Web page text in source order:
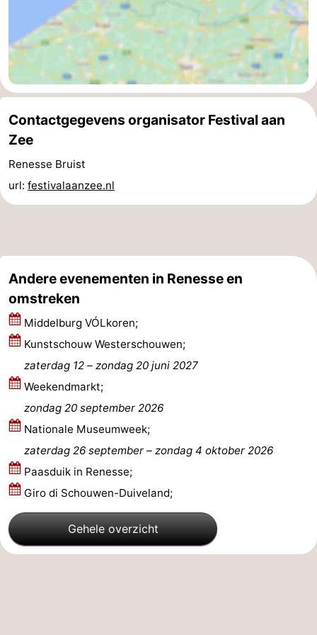
Zwembaden
-
Fietsen
-
Wandelen
-
Golfbanen
-
en
drinken
Zeehonden
Evenementen
Praktisch
Jongeren
Forum
Route
-
Parkeren
Reisboekenwinkel
Nieuws
Contactgegevens organisator Festival aan
Zee
Renesse Bruist
url: festivalaanzee.nl
Andere evenementen in Renesse en
omstreken
Middelburg VÓLkoren;
Kunstschouw Westerschouwen;
zaterdag 12 – zondag 20 juni 2027
Weekendmarkt;
zondag 20 september 2026
Nationale Museumweek;
zaterdag 26 september –
zondag 4 oktober 2026
Paasduik in Renesse;
Giro di Schouwen-Duiveland;
Gehele overzicht